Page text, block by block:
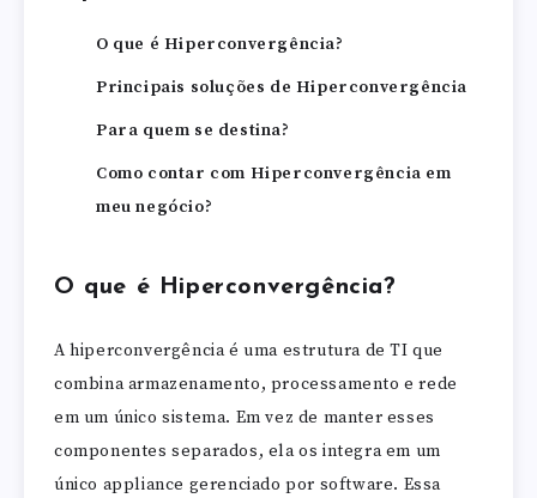
O que é Hiperconvergência?
Principais soluções de Hiperconvergência
Para quem se destina?
Como contar com Hiperconvergência em
meu negócio?
O que é Hiperconvergência?
A hiperconvergência é uma estrutura de TI que
combina armazenamento, processamento e rede
em um único sistema. Em vez de manter esses
componentes separados, ela os integra em um
único appliance gerenciado por software. Essa